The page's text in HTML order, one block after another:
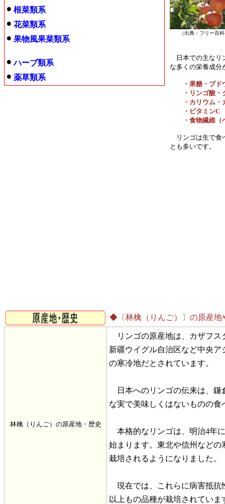
（出典：フリー百
日本での主なリ
な多くの栄養成分
・果糖・ブド
・リンゴ酸・
・カリウム・
・ビタミンC
・食物繊維（ペ
リンゴは生で食
とも多いです。
根菜類系
花菜類系
果物風果菜類系
ハーブ類系
薬草類系
◆〔林檎（りんご）〕の原産地
林檎（りんご）の原産地・歴史
リンゴの原産地は、カザフス
新疆ウイグル自治区など中央
の寒冷地だとされています。
日本へのリンゴの伝来は、鎌
な実で美味しくはないものの
本格的なリンゴは、明治4年
始まります。東北や信州など
栽培されるようになりました。
現在では、これらに病害抵抗
以上もの品種が栽培されていま